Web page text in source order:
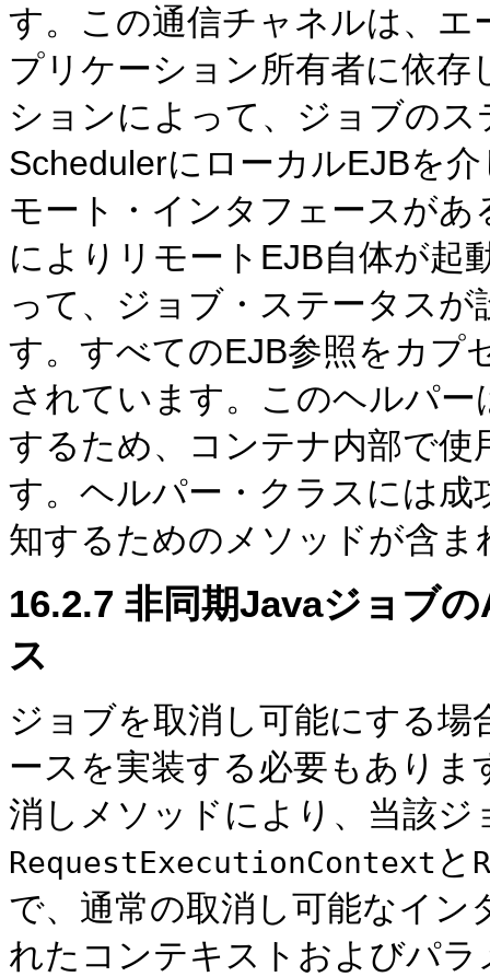
す。この通信チャネルは、
プリケーション所有者に依
ションによって、ジョブの
SchedulerにローカルEJBを
モート・インタフェースが
によりリモートEJB自体が起
って、ジョブ・ステータス
す。すべてのEJB参照をカプ
されています。このヘルパ
するため、コンテナ内部で
す。ヘルパー・クラスには成
知するためのメソッドが含ま
16.2.7 非同期Javaジョブ
ス
ジョブを取消し可能にする場
ースを実装する必要もあり
消しメソッドにより、当該ジ
RequestExecutionContext と
で、通常の取消し可能なイ
れたコンテキストおよびパ